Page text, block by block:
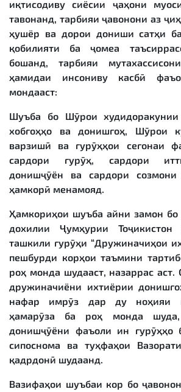
иқтисодиву сиёсии ҷаҳони
тавонанд, тарбияи ҷавонони аз
ҳушёр ва дорои дониши сатҳи
қобилияти ба ҷомеа
бошанд, тарбияи
ҳамидаи инсониву касбӣ
мондааст:
Шуъба бо Шӯрои
хобгоҳҳо ва донишгоҳ, Шӯрои
варзишӣ ва гурӯҳҳои сегонаи
сардори гурӯҳ, сардори
донишҷӯён ва сардори созмони
ҳамкорӣ менамояд.
Ҳамкориҳои шуъба айни замон бо
дохилии Ҷумҳурии
ташкили гурӯҳи “Дружиначиҳои
пешбурди корҳои таъмини
роҳ монда шудааст, назаррас аст.
дружиначиёни ихтиёрии
нафар имрӯз дар ду ноҳияи
ҳамарӯза ба роҳ монда
донишҷӯёни фаъоли ин гурӯҳҳо
сипоснома ва туҳфаҳои
қадрдонӣ шудаанд.
Вазифаҳои шуъбаи кор бо